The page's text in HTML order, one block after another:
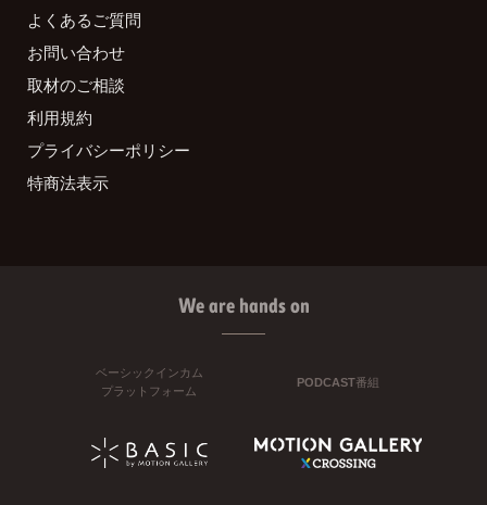
よくあるご質問
お問い合わせ
取材のご相談
利用規約
プライバシーポリシー
特商法表示
We are hands on
ベーシックインカム
プラットフォーム
PODCAST番組